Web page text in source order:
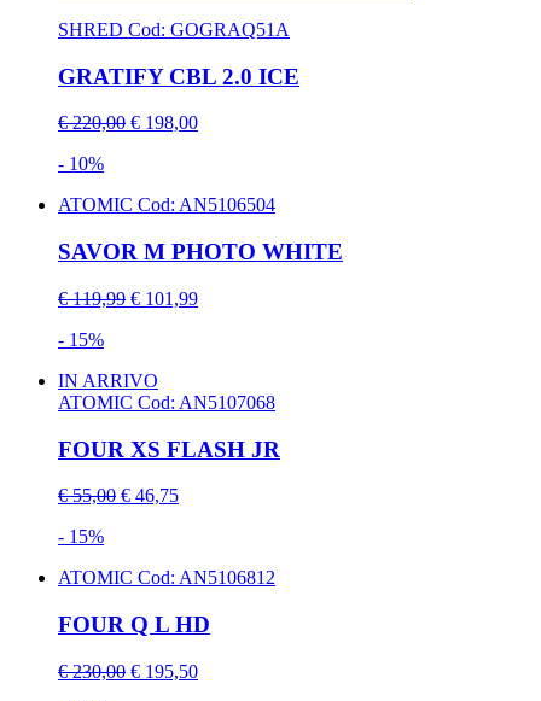
SHRED Cod: GOGRAQ51A
GRATIFY CBL 2.0 ICE
€ 220,00 € 198,00
- 10%
ATOMIC Cod: AN5106504
SAVOR M PHOTO WHITE
€ 119,99 € 101,99
- 15%
IN ARRIVO
ATOMIC Cod: AN5107068
FOUR XS FLASH JR
€ 55,00 € 46,75
- 15%
ATOMIC Cod: AN5106812
FOUR Q L HD
€ 230,00 € 195,50